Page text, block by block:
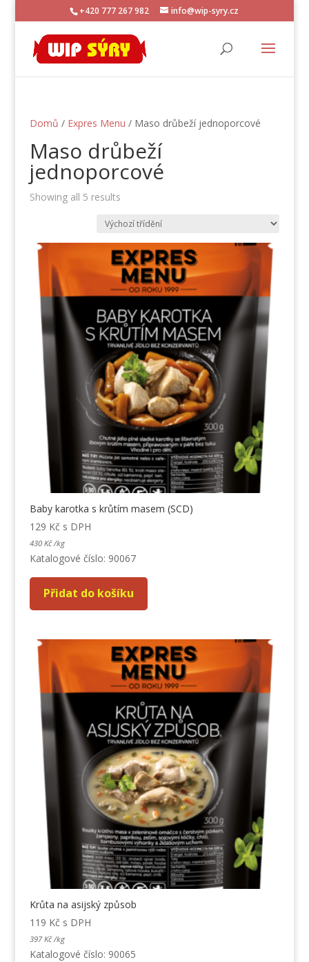
+420 777 267 982 info@wip-syry.cz
Domů / Expres Menu / Maso drůbeží jednoporcové
Maso drůbeží
jednoporcové
Showing all 5 results
Baby karotka s krůtím masem (SCD)
129 Kč s DPH
430 Kč /kg
Katalogové číslo: 90067
Přidat do košíku
Krůta na asijský způsob
119 Kč s DPH
397Kč /kg
Katalogové číslo: 90065